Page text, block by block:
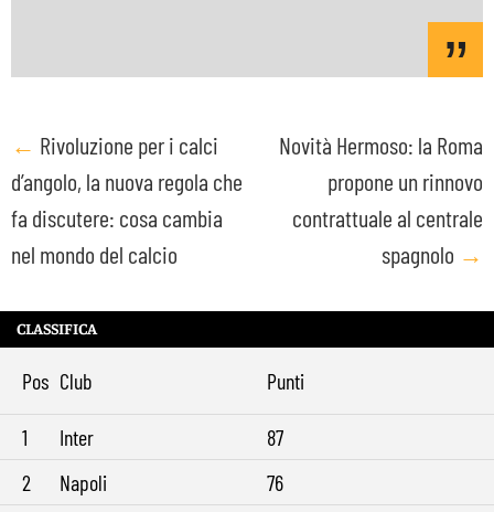
Post
navigation
← Rivoluzione per i calci
d’angolo, la nuova regola che
fa discutere: cosa cambia
nel mondo del calcio
Novità Hermoso: la Roma
propone un rinnovo
contrattuale al centrale
spagnolo →
CLASSIFICA
Pos Club Punti
1 Inter
87
2
Napoli
76